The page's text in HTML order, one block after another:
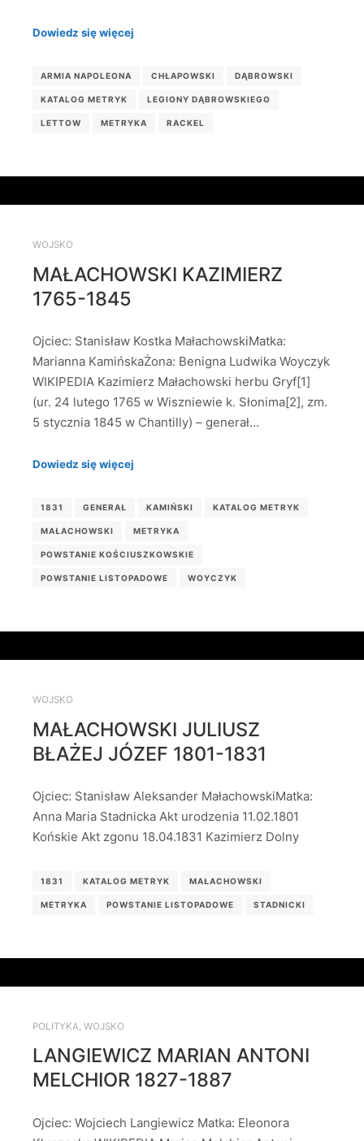
Dowiedz się więcej
ARMIA NAPOLEONA CHŁAPOWSKI DĄBROWSKI
KATALOG METRYK LEGIONY DĄBROWSKIEGO
LETTOW METRYKA RACKEL
WOJSKO
MAŁACHOWSKI KAZIMIERZ
1765-1845
Ojciec: Stanisław Kostka MałachowskiMatka:
Marianna KamińskaŻona: Benigna Ludwika Woyczyk
WIKIPEDIA Kazimierz Małachowski herbu Gryf[1]
(ur. 24 lutego 1765 w Wiszniewie k. Słonima[2], zm.
5 stycznia 1845 w Chantilly) – generał…
Dowiedz się więcej
1831 GENERAŁ KAMIŃSKI KATALOG METRYK
MAŁACHOWSKI METRYKA
POWSTANIE KOŚCIUSZKOWSKIE
POWSTANIE LISTOPADOWE WOYCZYK
WOJSKO
MAŁACHOWSKI JULIUSZ
BŁAŻEJ JÓZEF 1801-1831
Ojciec: Stanisław Aleksander MałachowskiMatka:
Anna Maria Stadnicka Akt urodzenia 11.02.1801
Końskie Akt zgonu 18.04.1831 Kazimierz Dolny
1831 KATALOG METRYK MAŁACHOWSKI
METRYKA POWSTANIE LISTOPADOWE STADNICKI
POLITYKA WOJSKO
LANGIEWICZ MARIAN ANTONI
MELCHIOR 1827-1887
Ojciec: Wojciech Langiewicz Matka: Eleonora